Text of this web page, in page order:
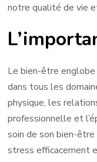
notre qualité de vie
Le bien-être
dans tous les
physique, les
professionnelle et
soin de son bien-
stress efficacement